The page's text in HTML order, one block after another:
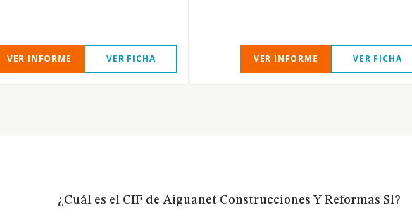
VER INFORME VER FICHA VER INFORME VER FICHA
¿Cuál es el CIF de Aiguanet Construcciones Y Reformas Sl?